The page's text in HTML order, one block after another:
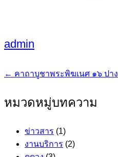
admin
แนะแนว
เรื่อง
← คาถาบูชาพระพิฆเนศ ๑๖ ปาง
หมวดหมู่บทความ
ข่าวสาร (1)
งานบริการ (2)